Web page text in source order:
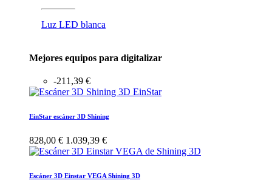
Luz LED blanca
Mejores equipos para digitalizar
-211,39 €
EinStar escáner 3D Shining
828,00 € 1.039,39 €
Escáner 3D Einstar VEGA Shining 3D